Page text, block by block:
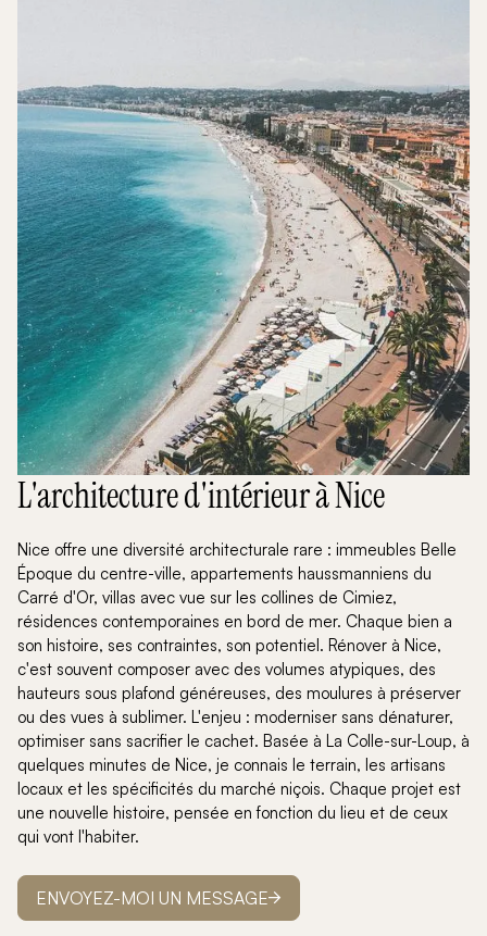
L'architecture d'intérieur à Nice
Nice offre une diversité architecturale rare : immeubles Belle
Époque du centre-ville, appartements haussmanniens du
Carré d'Or, villas avec vue sur les collines de Cimiez,
résidences contemporaines en bord de mer. Chaque bien a
son histoire, ses contraintes, son potentiel. Rénover à Nice,
c'est souvent composer avec des volumes atypiques, des
hauteurs sous plafond généreuses, des moulures à préserver
ou des vues à sublimer. L'enjeu : moderniser sans dénaturer,
optimiser sans sacrifier le cachet. Basée à La Colle-sur-Loup, à
quelques minutes de Nice, je connais le terrain, les artisans
locaux et les spécificités du marché niçois. Chaque projet est
une nouvelle histoire, pensée en fonction du lieu et de ceux
qui vont l'habiter.
ENVOYEZ-MOI UN MESSAGE